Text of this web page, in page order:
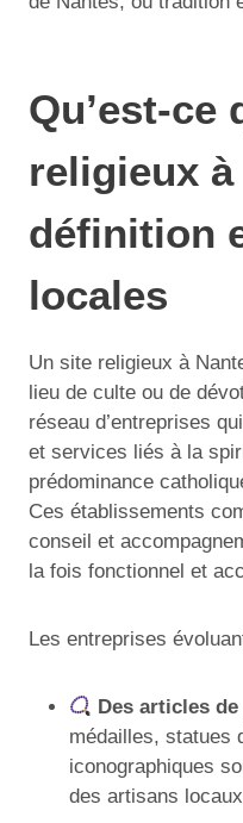
Qu’est-ce
religieux à
définition
locales
Un site religieux à
lieu de culte ou de
réseau d’entreprises
et services liés à la
prédominance
Ces établissements
conseil et
la fois fonctionnel et
Les entreprises
Des articles
médailles, statues
iconographiques
des artisans